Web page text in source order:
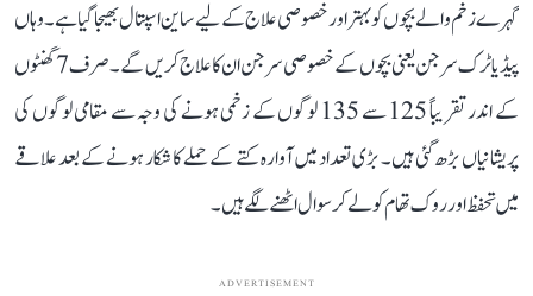
گہرے زخم والے بچوں کو بہتر اور خصوصی علاج کے لیے ساین اسپتال بھیجا گیا ہے۔ وہاں
پیڈیاٹرک سرجن یعنی بچوں کے خصوصی سرجن ان کا علاج کریں گے۔ صرف 7 گھنٹوں
کے اندر تقریباً 125 سے 135 لوگوں کے زخمی ہونے کی وجہ سے مقامی لوگوں کی
پریشانیاں بڑھ گئی ہیں۔ بڑی تعداد میں آوارہ کتے کے حملے کا شکار ہونے کے بعد علاقے
میں تحفظ اور روک تھام کو لے کر سوال اٹھنے لگے ہیں۔
ADVERTISEMENT